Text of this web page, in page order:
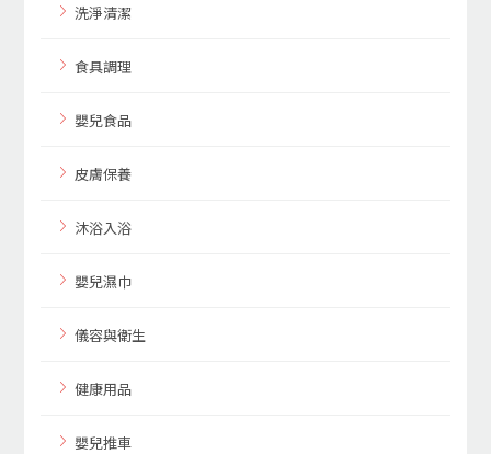
洗淨清潔
食具調理
嬰兒食品
皮膚保養
沐浴入浴
嬰兒濕巾
儀容與衛生
健康用品
嬰兒推車